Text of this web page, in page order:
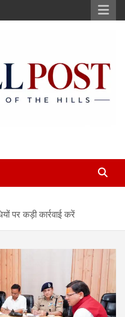
पर कड़ी कार्रवाई करें